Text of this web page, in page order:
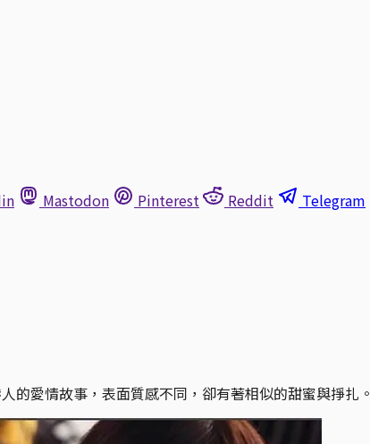
Mastodon Pinterest Reddit Telegram
的愛情故事，表面質感不同，卻有著相似的甜蜜與掙扎。